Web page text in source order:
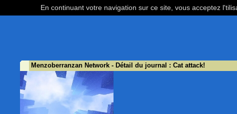
Menzoberranzan Network - Détail du journal : Cat attack!
En continuant votre navigation sur ce site, vous acceptez